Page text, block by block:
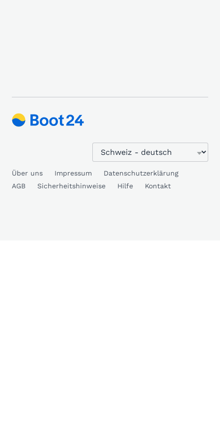
Über uns Impressum
Datenschutzerklärung
AGB
Sicherheitshinweise Hilfe Kontakt